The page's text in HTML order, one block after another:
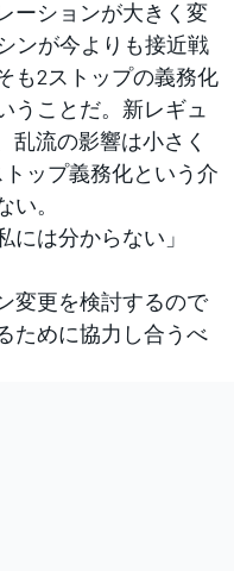
ーションが大きく変
ンが今よりも接近戦
も2ストップの義務化
うことだ。新レギュ
乱流の影響は小さく
ップ義務化という介
。
には分からない」
変更を検討するので
ために協力し合うべ